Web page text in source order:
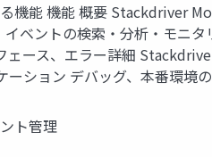
機能 機能 概要 Stackdriver
ベントの検索・分析・モニ
ェース、エラー詳細
ーション デバッグ、本番環境
ト管理